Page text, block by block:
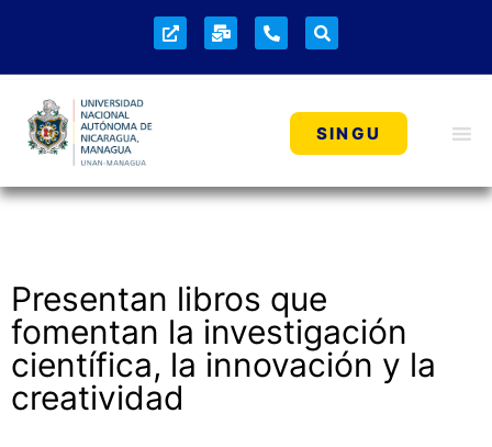
SINGU
NOTICIAS
Presentan libros que
fomentan la investigación
científica, la innovación y la
creatividad